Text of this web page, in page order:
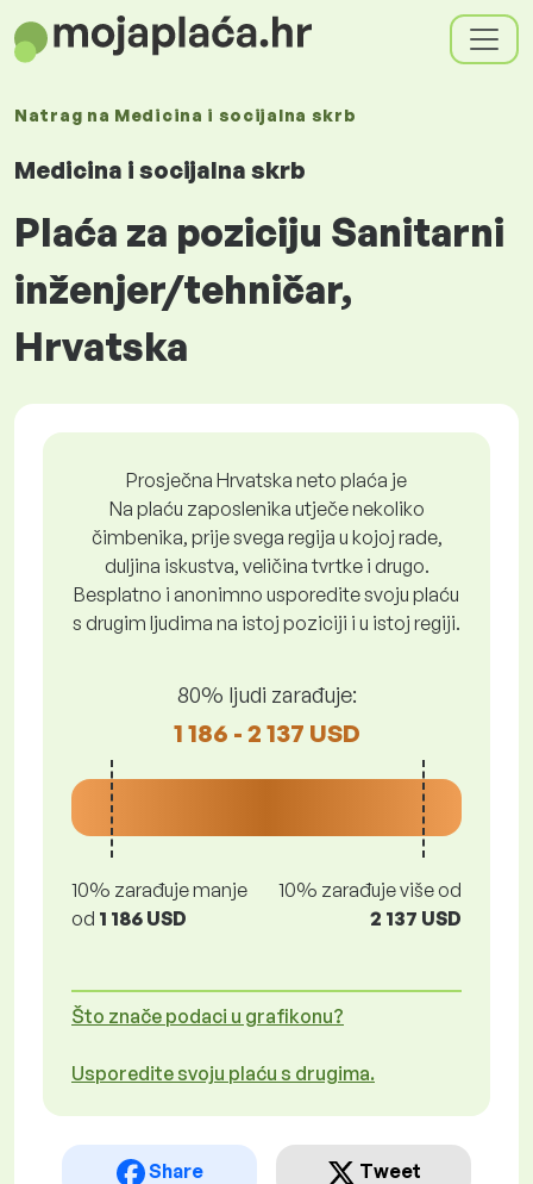
Natrag na Medicina i socijalna skrb
Medicina i socijalna skrb
Plaća za poziciju Sanitarni
inženjer/tehničar,
Hrvatska
Prosječna Hrvatska neto plaća je
Na plaću zaposlenika utječe nekoliko
čimbenika, prije svega regija u kojoj rade,
duljina iskustva, veličina tvrtke i drugo.
Besplatno i anonimno usporedite svoju plaću
s drugim ljudima na istoj poziciji i u istoj regiji.
80% ljudi zarađuje:
1 186 - 2 137 USD
10% zarađuje manje
od 1 186 USD
10% zarađuje više od
2 137 USD
Što znače podaci u grafikonu?
Usporedite svoju plaću s drugima.
Share Tweet